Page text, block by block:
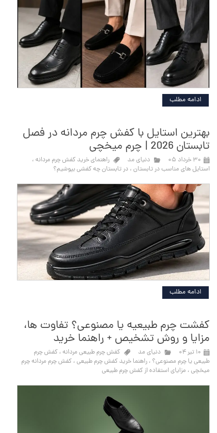
ادامه مطلب
بهترین استایل با کفش چرم مردانه در فصل
تابستان 2026 | چرم میخچی
۳۰ خرداد ۰۵ دنیای مد راهنمای خرید کفش چرم مردانه ،
استایل های مناسب در تابستان ، در تابستان چه کفشی بپوشیم؟
ادامه مطلب
کفشت چرم طبیعیه یا مصنوعی؟ تفاوت ها،
مزایا و روش تشخیص + راهنما خرید
۱۰ تیر ۰۴ دنیای مد کفش چرم طبیعی مردانه ، کفش چرم
طبیعی یا چرم مصنوعی؟ ، راهنما خرید کفش چرم طبیعی ، کفش چرم مردانه چرم
میخچی ، مزایای استفاده از کفش چرم طبیعی